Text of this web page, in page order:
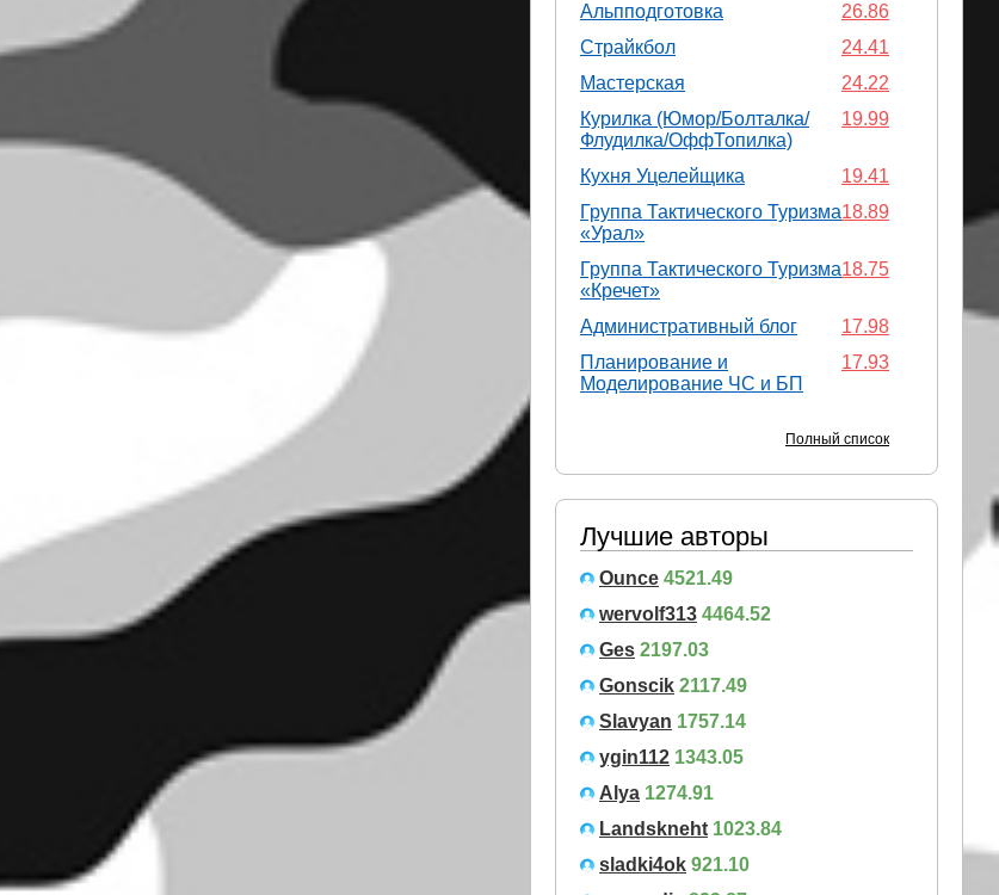
26.86
Альпподготовка
24.41
Страйкбол
24.22
Мастерская
19.99
Курилка (Юмор/Болталка/
Флудилка/ОффТопилка)
19.41
Кухня Уцелейщика
18.89
Группа Тактического Туризма
«Урал»
18.75
Группа Тактического Туризма
«Кречет»
17.98
Административный блог
17.93
Планирование и
Моделирование ЧС и БП
Полный список
Лучшие авторы
Ounce 4521.49
wervolf313 4464.52
Ges 2197.03
Gonscik 2117.49
Slavyan 1757.14
ygin112 1343.05
Alya 1274.91
Landskneht 1023.84
sladki4ok 921.10